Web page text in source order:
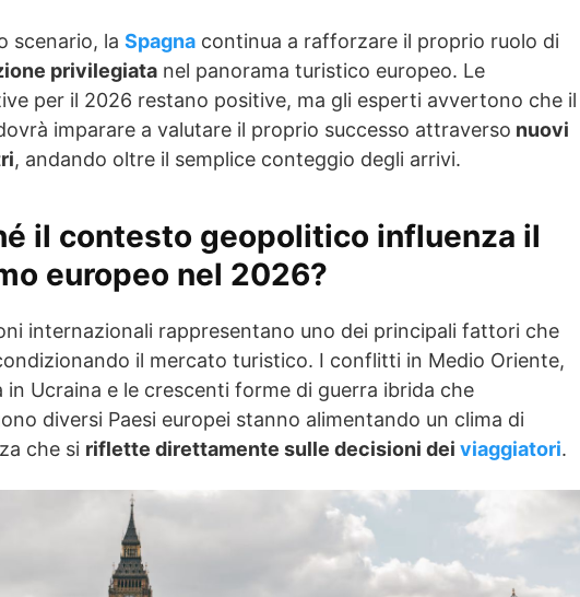
scenario, la Spagna continua a rafforzare il proprio ruolo di
privilegiata nel panorama turistico europeo. Le
per il 2026 restano positive, ma gli esperti avvertono che il
imparare a valutare il proprio successo attraverso nuovi
, andando oltre il semplice conteggio degli arrivi.
il contesto geopolitico influenza il
europeo nel 2026?
internazionali rappresentano uno dei principali fattori che
il mercato turistico. I conflitti in Medio Oriente,
in Ucraina e le crescenti forme di guerra ibrida che
diversi Paesi europei stanno alimentando un clima di
che si riflette direttamente sulle decisioni dei viaggiatori.